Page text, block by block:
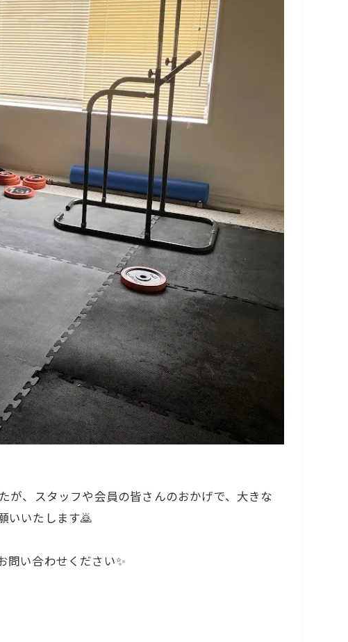
が、スタッフや会員の皆さんのおかげで、大きな
いいたします🙇
問い合わせください✨